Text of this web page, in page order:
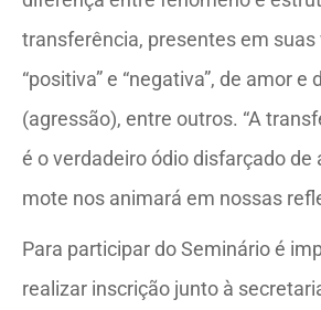
transferência, presentes em
“positiva” e “negativa”, de amor e
(agressão), entre outros. “A
é o verdadeiro ódio disfarçado de
mote nos animará em nossas
Para participar do Seminário é
realizar inscrição junto à